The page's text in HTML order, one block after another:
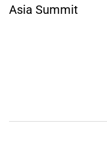
Asia Summit